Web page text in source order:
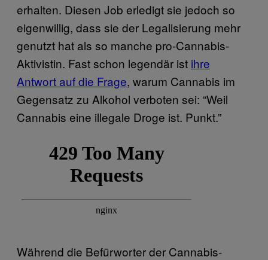
erhalten. Diesen Job erledigt sie jedoch so
eigenwillig, dass sie der Legalisierung mehr
genutzt hat als so manche pro-Cannabis-
Aktivistin. Fast schon legendär ist ihre
Antwort auf die Frage, warum Cannabis im
Gegensatz zu Alkohol verboten sei: “Weil
Cannabis eine illegale Droge ist. Punkt.”
Während die Befürworter der Cannabis-